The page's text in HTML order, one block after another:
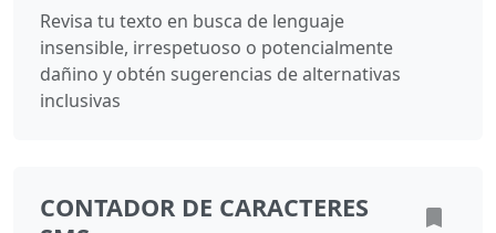
Revisa tu texto en busca de lenguaje
insensible, irrespetuoso o potencialmente
dañino y obtén sugerencias de alternativas
inclusivas
CONTADOR DE CARACTERES